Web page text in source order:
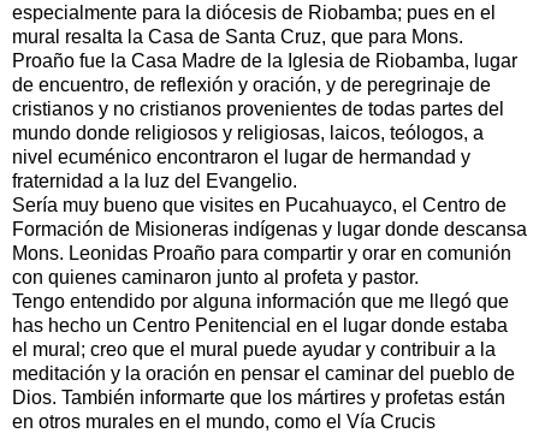
especialmente para la diócesis de Riobamba; pues en el
mural resalta la Casa de Santa Cruz, que para Mons.
Proaño fue la Casa Madre de la Iglesia de Riobamba, lugar
de encuentro, de reflexión y oración, y de peregrinaje de
cristianos y no cristianos provenientes de todas partes del
mundo donde religiosos y religiosas, laicos, teólogos, a
nivel ecuménico encontraron el lugar de hermandad y
fraternidad a la luz del Evangelio.
Sería muy bueno que visites en Pucahuayco, el Centro de
Formación de Misioneras indígenas y lugar donde descansa
Mons. Leonidas Proaño para compartir y orar en comunión
con quienes caminaron junto al profeta y pastor.
Tengo entendido por alguna información que me llegó que
has hecho un Centro Penitencial en el lugar donde estaba
el mural; creo que el mural puede ayudar y contribuir a la
meditación y la oración en pensar el caminar del pueblo de
Dios. También informarte que los mártires y profetas están
en otros murales en el mundo, como el Vía Crucis